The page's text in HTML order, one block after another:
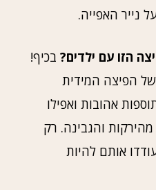
נייר האפייה.
הזו עם ילדים? בכיף!
הפיצה המידית
אהובות ואפילו
והגבינה. רק
אותם להיות